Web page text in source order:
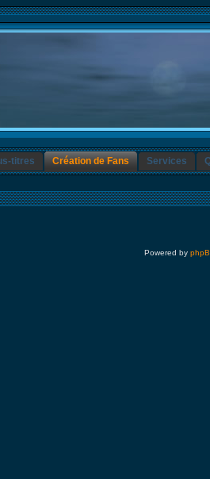
titres Création de Fans Services
Powered by